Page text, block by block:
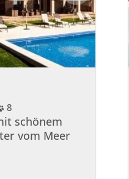
8
schönem
vom Meer